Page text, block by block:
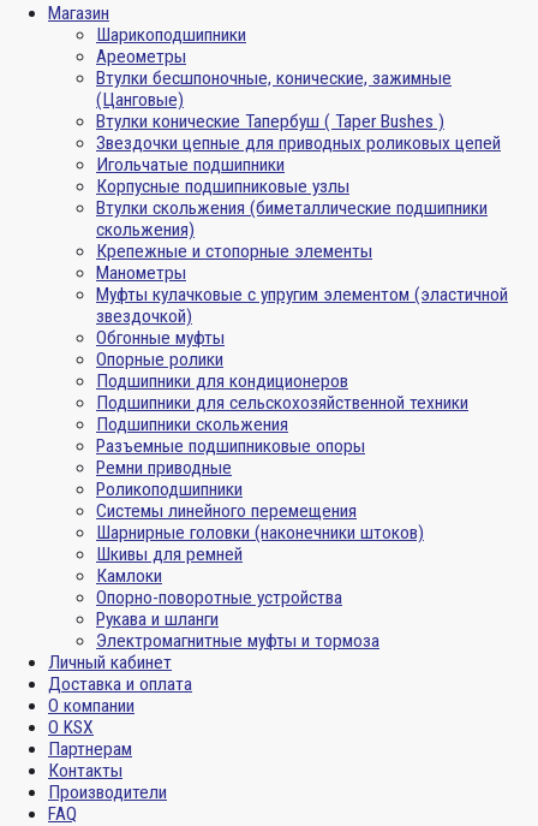
Магазин
Шарикоподшипники
Ареометры
Втулки бесшпоночные, конические, зажимные
(Цанговые)
Втулки конические Тапербуш ( Taper Bushes )
Звездочки цепные для приводных роликовых цепей
Игольчатые подшипники
Корпусные подшипниковые узлы
Втулки скольжения (биметаллические подшипники
скольжения)
Крепежные и стопорные элементы
Манометры
Муфты кулачковые с упругим элементом (эластичной
звездочкой)
Обгонные муфты
Опорные ролики
Подшипники для кондиционеров
Подшипники для сельскохозяйственной техники
Подшипники скольжения
Разъемные подшипниковые опоры
Ремни приводные
Роликоподшипники
Системы линейного перемещения
Шарнирные головки (наконечники штоков)
Шкивы для ремней
Камлоки
Опорно-поворотные устройства
Рукава и шланги
Электромагнитные муфты и тормоза
Личный кабинет
Доставка и оплата
О компании
О KSX
Партнерам
Контакты
Производители
FAQ